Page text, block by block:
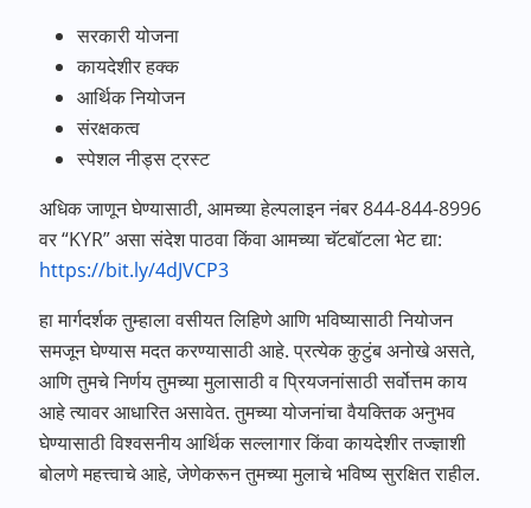
सरकारी योजना
कायदेशीर हक्क
आर्थिक नियोजन
संरक्षकत्व
स्पेशल नीड्स ट्रस्ट
अधिक जाणून घेण्यासाठी, आमच्या हेल्पलाइन नंबर 844-844-8996
वर “KYR” असा संदेश पाठवा किंवा आमच्या चॅटबॉटला भेट द्या:
https://bit.ly/4dJVCP3
हा मार्गदर्शक तुम्हाला वसीयत लिहिणे आणि भविष्यासाठी नियोजन
समजून घेण्यास मदत करण्यासाठी आहे. प्रत्येक कुटुंब अनोखे असते,
आणि तुमचे निर्णय तुमच्या मुलासाठी व प्रियजनांसाठी सर्वोत्तम काय
आहे त्यावर आधारित असावेत. तुमच्या योजनांचा वैयक्तिक अनुभव
घेण्यासाठी विश्वसनीय आर्थिक सल्लागार किंवा कायदेशीर तज्ज्ञाशी
बोलणे महत्त्वाचे आहे, जेणेकरून तुमच्या मुलाचे भविष्य सुरक्षित राहील.